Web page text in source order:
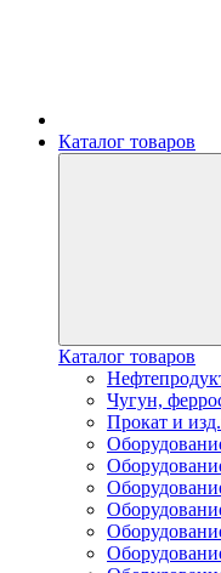
Каталог товаров
Каталог товаров
Чугун,
Прокат и